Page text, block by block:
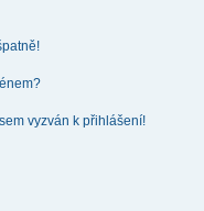
vyzván k přihlášení!